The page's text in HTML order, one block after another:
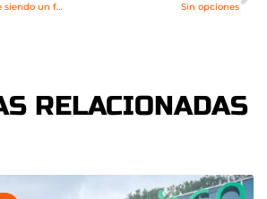
El Vicente Trueba sigue siendo un fortín Sin opciones
RELACIONADAS